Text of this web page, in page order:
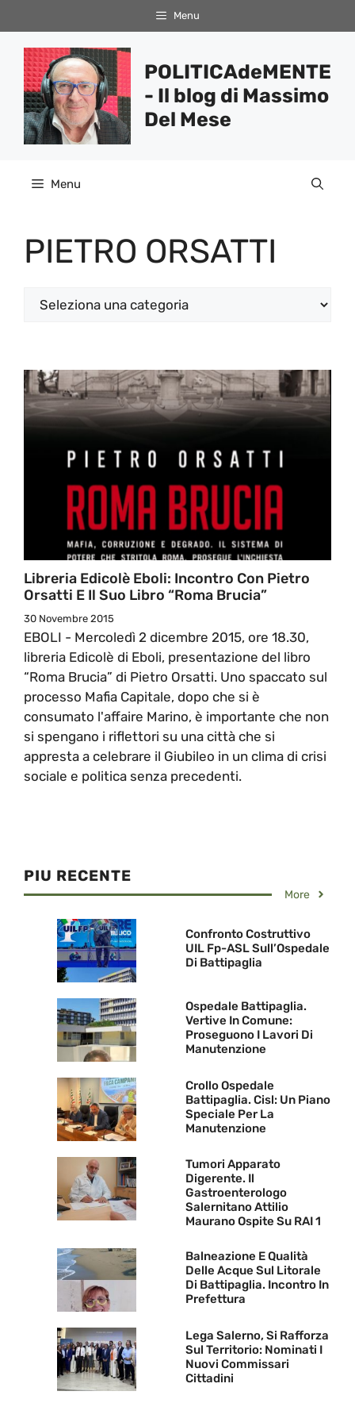
al
contenuto
Menu
POLITICAdeMENTE
- Il blog di Massimo
Del Mese
Menu
PIETRO ORSATTI
Categorie
Libreria Edicolè Eboli: Incontro Con Pietro
Orsatti E Il Suo Libro “Roma Brucia”
30 Novembre 2015
EBOLI - Mercoledì 2 dicembre 2015, ore 18.30,
libreria Edicolè di Eboli, presentazione del libro
“Roma Brucia” di Pietro Orsatti. Uno spaccato sul
processo Mafia Capitale, dopo che si è
consumato l'affaire Marino, è importante che non
si spengano i riflettori su una città che si
appresta a celebrare il Giubileo in un clima di crisi
sociale e politica senza precedenti.
PIU RECENTE
More
Confronto Costruttivo
UIL Fp-ASL Sull’Ospedale
Di Battipaglia
Ospedale Battipaglia.
Vertive In Comune:
Proseguono I Lavori Di
Manutenzione
Crollo Ospedale
Battipaglia. Cisl: Un Piano
Speciale Per La
Manutenzione
Tumori Apparato
Digerente. Il
Gastroenterologo
Salernitano Attilio
Maurano Ospite Su RAI 1
Balneazione E Qualità
Delle Acque Sul Litorale
Di Battipaglia. Incontro In
Prefettura
Lega Salerno, Si Rafforza
Sul Territorio: Nominati I
Nuovi Commissari
Cittadini